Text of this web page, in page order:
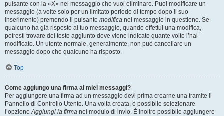
pulsante con la «X» nel messaggio che vuoi eliminare. Puoi modificare un
messaggio (a volte solo per un limitato periodo di tempo dopo il suo
inserimento) premendo il pulsante modifica nel messaggio in questione. Se
qualcuno ha già risposto al tuo messaggio, quando effettui una modifica,
potresti trovare del testo aggiunto dove viene indicato quante volte l’hai
modificato. Un utente normale, generalmente, non può cancellare un
messaggio dopo che qualcuno ha risposto.
Top
Come aggiungo una firma ai miei messaggi?
Per aggiungere una firma ad un messaggio devi prima crearne una tramite il
Pannello di Controllo Utente. Una volta creata, è possibile selezionare
l’opzioneAggiungi la firma nel modulo di invio. È inoltre possibile aggiungere